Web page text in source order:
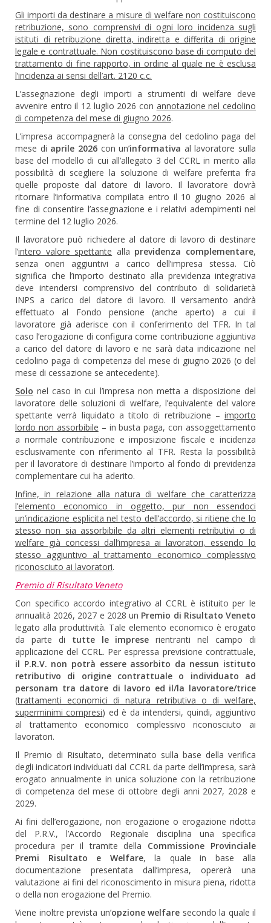
Gli importi da destinare a misure di welfare non costituiscono
retribuzione, sono comprensivi di ogni loro incidenza sugli
istituti di retribuzione diretta, indiretta e differita di origine
legale e contrattuale. Non costituiscono base di computo del
trattamento di fine rapporto, in ordine al quale ne è esclusa
l’incidenza ai sensi dell’art. 2120 c.c.
L’assegnazione degli importi a strumenti di welfare deve
avvenire entro il 12 luglio 2026 con annotazione nel cedolino
di competenza del mese di giugno 2026.
L’impresa accompagnerà la consegna del cedolino paga del
mese di aprile 2026con un’informativa al lavoratore sulla
base del modello di cui all’allegato 3 del CCRL in merito alla
possibilità di scegliere la soluzione di welfare preferita fra
quelle proposte dal datore di lavoro. Il lavoratore dovrà
ritornare l’informativa compilata entro il 10 giugno 2026 al
fine di consentire l’assegnazione e i relativi adempimenti nel
termine del 12 luglio 2026.
Il lavoratore può richiedere al datore di lavoro di destinare
l’intero valore spettante alla previdenza complementare,
senza oneri aggiuntivi a carico dell’impresa stessa. Ciò
significa che l’importo destinato alla previdenza integrativa
deve intendersi comprensivo del contributo di solidarietà
INPS a carico del datore di lavoro. Il versamento andrà
effettuato al Fondo pensione (anche aperto) a cui il
lavoratore già aderisce con il conferimento del TFR. In tal
caso l’erogazione di configura come contribuzione aggiuntiva
a carico del datore di lavoro e ne sarà data indicazione nel
cedolino paga di competenza del mese di giugno 2026 (o del
mese di cessazione se antecedente).
Solo nel caso in cui l’impresa non metta a disposizione del
lavoratore delle soluzioni di welfare, l’equivalente del valore
spettante verrà liquidato a titolo di retribuzione – importo
lordo non assorbibile – in busta paga, con assoggettamento
a normale contribuzione e imposizione fiscale e incidenza
esclusivamente con riferimento al TFR. Resta la possibilità
per il lavoratore di destinare l’importo al fondo di previdenza
complementare cui ha aderito.
Infine, in relazione alla natura di welfare che caratterizza
l’elemento economico in oggetto, pur non essendoci
un’indicazione esplicita nel testo dell’accordo, si ritiene che lo
stesso non sia assorbibile da altri elementi retributivi o di
welfare già concessi dall’impresa ai lavoratori, essendo lo
stesso aggiuntivo al trattamento economico complessivo
riconosciuto ai lavoratori.
Premio di Risultato Veneto
Con specifico accordo integrativo al CCRL è istituito per le
annualità 2026, 2027 e 2028 un Premio di Risultato Veneto
legato alla produttività. Tale elemento economico è erogato
da parte di tutte le imprese rientranti nel campo di
applicazione del CCRL. Per espressa previsione contrattuale,
il P.R.V. non potrà essere assorbito da nessun istituto
retributivo di origine contrattuale o individuato ad
personam tra datore di lavoro ed il/la lavoratore/trice
(trattamenti economici di natura retributiva o di welfare,
superminimi compresi) ed è da intendersi, quindi, aggiuntivo
al trattamento economico complessivo riconosciuto ai
lavoratori.
Il Premio di Risultato, determinato sulla base della verifica
degli indicatori individuati dal CCRL da parte dell’impresa, sarà
erogato annualmente in unica soluzione con la retribuzione
di competenza del mese di ottobre degli anni 2027, 2028 e
2029.
Ai fini dell’erogazione, non erogazione o erogazione ridotta
del P.R.V., l’Accordo Regionale disciplina una specifica
procedura per il tramite della Commissione Provinciale
Premi Risultato e Welfare, la quale in base alla
documentazione presentata dall’impresa, opererà una
valutazione ai fini del riconoscimento in misura piena, ridotta
o della non erogazione del Premio.
Viene inoltre prevista un’opzione welfare secondo la quale il